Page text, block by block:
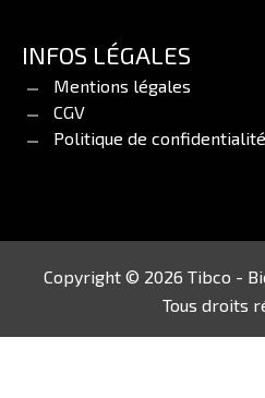
INFOS LÉGALES
Mentions légales
CGV
Politique de confidentialité
Copyright © 2026 Tibco -
Tous droits